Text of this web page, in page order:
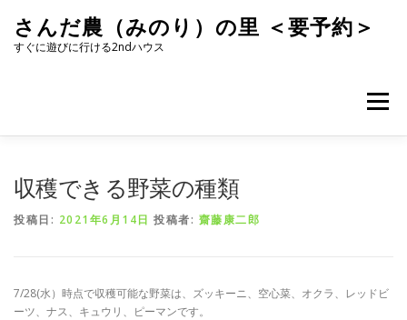
キ
さんだ農（みのり）の里 ＜要予約＞
すぐに遊びに行ける2ndハウス
メニュー
収穫できる野菜の種類
投稿日: 2021年6月14日 投稿者: 齋藤康二郎
7/28(水）時点で収穫可能な野菜は、ズッキーニ、空心菜、オクラ、レッドビ
ーツ、ナス、キュウリ、ピーマンです。